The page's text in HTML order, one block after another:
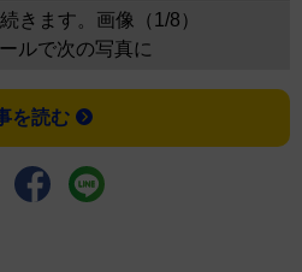
きます。画像（1/8）
ルで次の写真に
を読む